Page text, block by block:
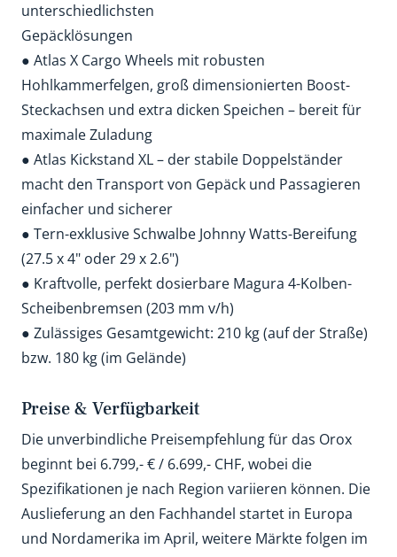
unterschiedlichsten
Gepäcklösungen
● Atlas X Cargo Wheels mit robusten
Hohlkammerfelgen, groß dimensionierten Boost-
Steckachsen und extra dicken Speichen – bereit für
maximale Zuladung
● Atlas Kickstand XL – der stabile Doppelständer
macht den Transport von Gepäck und Passagieren
einfacher und sicherer
● Tern-exklusive Schwalbe Johnny Watts-Bereifung
(27.5 x 4" oder 29 x 2.6")
● Kraftvolle, perfekt dosierbare Magura 4-Kolben-
Scheibenbremsen (203 mm v/h)
● Zulässiges Gesamtgewicht: 210 kg (auf der Straße)
bzw. 180 kg (im Gelände)
Preise & Verfügbarkeit
Die unverbindliche Preisempfehlung für das Orox
beginnt bei 6.799,- € / 6.699,- CHF, wobei die
Spezifikationen je nach Region variieren können. Die
Auslieferung an den Fachhandel startet in Europa
und Nordamerika im April, weitere Märkte folgen im